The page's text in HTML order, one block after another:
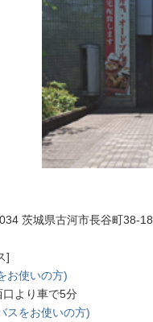
茨城県古河市長谷町38-18
]
お使いの方)
口より車で5分
スをお使いの方)